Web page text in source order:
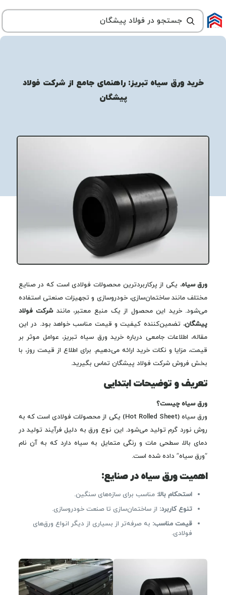
خرید ورق سیاه تبریز: راهنمای جامع از شرکت فولاد
پیشگان
ورق سیاه، یکی از پرکاربردترین محصولات فولادی است که در صنایع
مختلف مانند ساختمان‌سازی، خودروسازی و تجهیزات صنعتی استفاده
می‌شود. خرید این محصول از یک منبع معتبر، مانندشرکت فولاد
پیشگان، تضمین‌کننده کیفیت و قیمت مناسب خواهد بود. در این
مقاله، اطلاعات جامعی درباره خرید ورق سیاه تبریز، عوامل موثر بر
قیمت، مزایا و نکات خرید ارائه می‌دهیم. برای اطلاع از قیمت روز، با
بخش فروش شرکت فولاد پیشگان تماس بگیرید.
تعریف و توضیحات ابتدایی
ورق سیاه چیست؟
ورق سیاه (Hot Rolled Sheet) یکی از محصولات فولادی است که به
روش نورد گرم تولید می‌شود. این نوع ورق به دلیل فرآیند تولید در
دمای بالا، سطحی مات و رنگی متمایل به سیاه دارد که به آن نام
“ورق سیاه” داده شده است.
اهمیت ورق سیاه در صنایع:
استحکام بالا: مناسب برای سازه‌های سنگین.
تنوع کاربرد: از ساختمان‌سازی تا صنعت خودروسازی.
قیمت مناسب: به صرفه‌تر از بسیاری از دیگر انواع ورق‌های
فولادی.